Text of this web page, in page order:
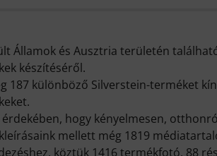
Államok és Ausztria területén
készítéséről.
187 különböző Silverstein-terméket
érdekében, hogy kényelmesen,
mellett még 1819
köztük 1416 termékfotó, 88